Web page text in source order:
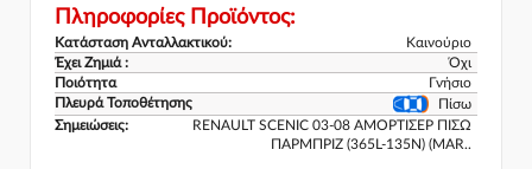
Πληροφορίες Προϊόντος:
Κατάσταση Ανταλλακτικού:
Καινούριο
Έχει Ζημιά :
Όχι
Ποιότητα
Γνήσιο
Πλευρά Τοποθέτησης
Πίσω
Σημειώσεις:
RENAULT SCENIC 03-08 ΑΜΟΡΤΙΣΕΡ ΠΙΣΩ
ΠΑΡΜΠΡΙΖ (365L-135N) (MAR..